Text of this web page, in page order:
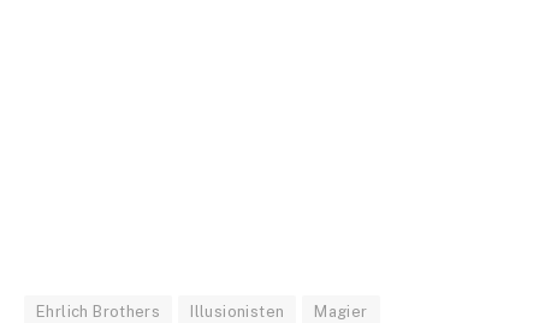
Ehrlich Brothers Illusionisten Magier